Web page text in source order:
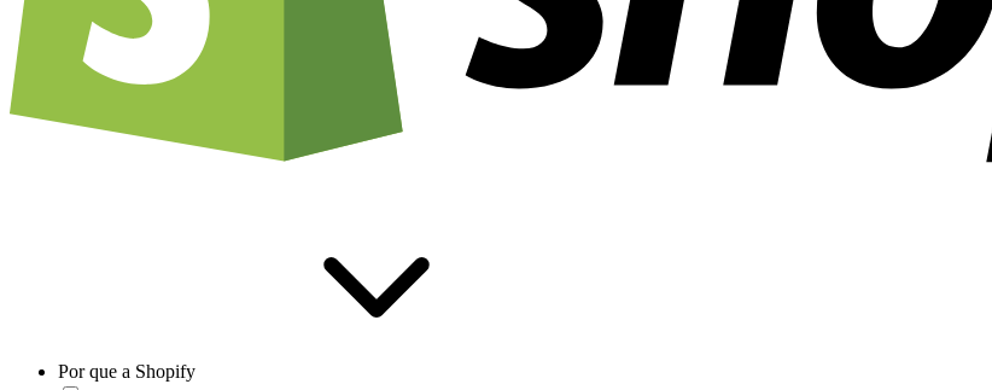
Por que a Shopify